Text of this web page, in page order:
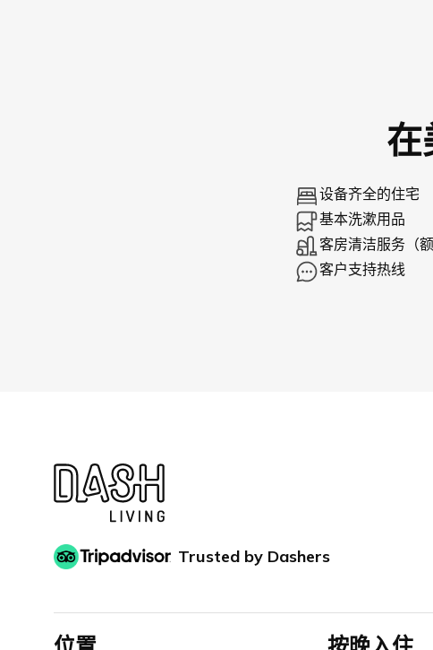
在
设备齐全的住宅
基本洗漱用品
客房清洁服务（额
客户支持热线
Trusted by Dashers